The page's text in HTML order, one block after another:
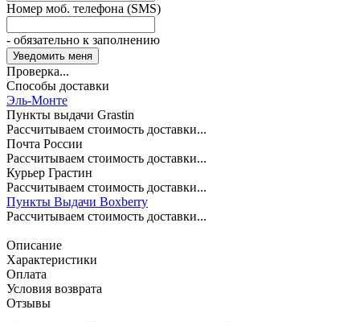
Номер моб. телефона (SMS)
- обязательно к заполнению
Проверка...
Способы доставки
Эль-Монте
Пункты выдачи Grastin
Рассчитываем стоимость доставки...
Почта России
Рассчитываем стоимость доставки...
Курьер Грастин
Рассчитываем стоимость доставки...
Пункты Выдачи Boxberry
Рассчитываем стоимость доставки...
Описание
Характеристики
Оплата
Условия возврата
Отзывы